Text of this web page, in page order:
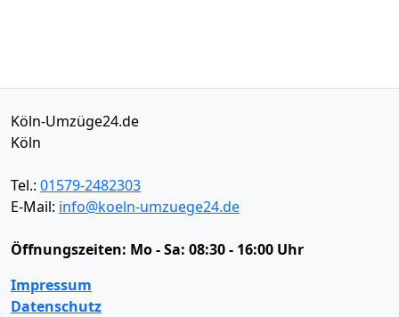
Köln-Umzüge24.de
Köln
Tel.: 01579-2482303
E-Mail: info@koeln-umzuege24.de
Öffnungszeiten: Mo - Sa: 08:30 - 16:00 Uhr
Impressum
Datenschutz